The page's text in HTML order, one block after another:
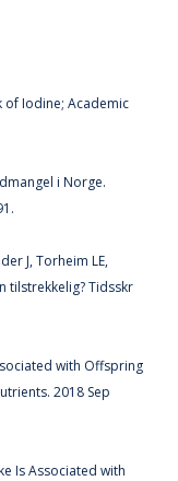
of Iodine; Academic
i Norge.
J, Torheim LE,
tilstrekkelig? Tidsskr
with Offspring
2018 Sep
Is Associated with